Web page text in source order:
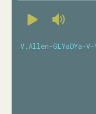
V.Allen-GLYaDYa-V-